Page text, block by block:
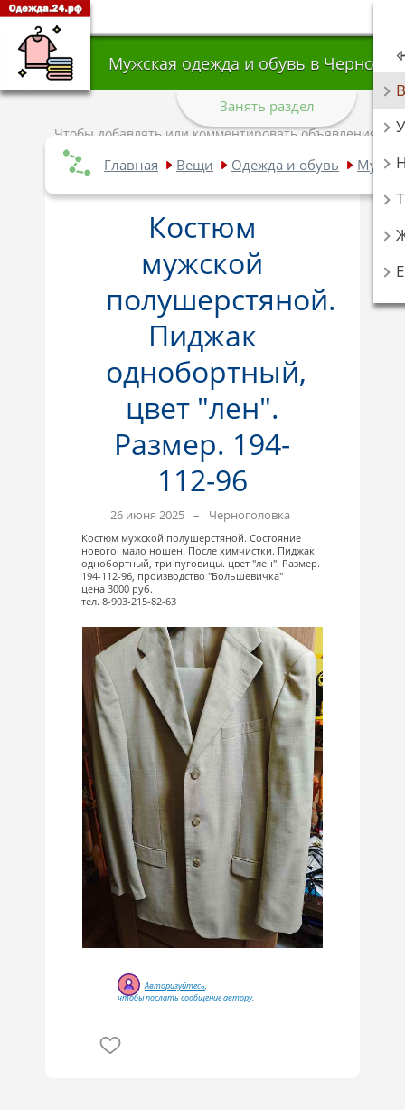
Главная Вещи Одежда и обувь
Мужская одежда и обувь в
Занять раздел
Чтобы добавлять или комментировать объявления,
авторизуйтесь
Костюм
мужской
полушерстяной.
Пиджак
однобортный,
цвет "лен".
Размер. 194-
112-96
26 июня 2025 – Черноголовка
Костюм мужской полушерстяной. Состояние
нового. мало ношен. После химчистки. Пиджак
однобортный, три пуговицы. цвет "лен". Размер.
194-112-96, производство "Большевичка"
цена 3000 руб.
тел. 8-903-215-82-63
Авторизуйтесь,
чтобы послать сообщение автору.